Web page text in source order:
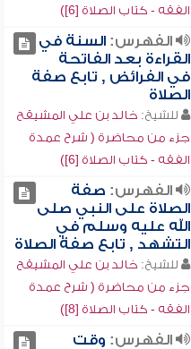
الفقه - كتاب الصلاة [6])
الفهرس:السنة في
القراءة بعد الفاتحة
في الفرائض , تابع صفة
الصلاة
للشيخ: خالد بن علي المشيقح
جزء من محاضرة ( شرح عمدة
الفقه - كتاب الصلاة [6])
الفهرس: صفة
الصلاة على النبي صلى
الله عليه وسلم في
التشهد , تابع صفة الصلاة
للشيخ: خالد بن علي المشيقح
جزء من محاضرة ( شرح عمدة
الفقه - كتاب الصلاة [8])
الفهرس: وقت